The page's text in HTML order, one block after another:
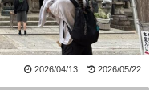
2026/04/13 2026/05/22